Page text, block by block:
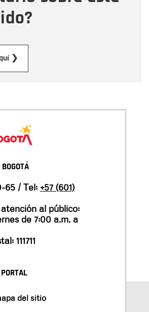
❯
65 / Tel: +57 (601)
al público:
de 7:00 a.m. a
111711
del sitio